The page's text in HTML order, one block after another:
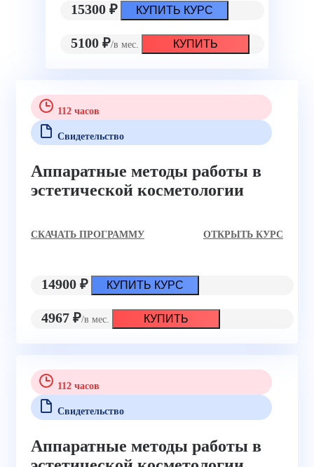
15300 ₽ КУПИТЬ КУРС
5100 ₽/в мес. КУПИТЬ
112 часов
Свидетельство
Аппаратные методы работы в
эстетической косметологии
CКАЧАТЬ ПРОГРАММУ ОТКРЫТЬ КУРС
14900 ₽ КУПИТЬ КУРС
4967 ₽/в мес. КУПИТЬ
112 часов
Свидетельство
Аппаратные методы работы в